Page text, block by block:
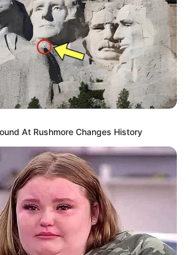
como é fácil transformar uma
uma lembrancinha, que serve
mães quanto para você levar
2 litros
ponta fina
(coisas que a mamãe gosta
úteis na maternidade)
para fechar a garrafa
papel sulfite para imprimir o
At Rushmore Changes History